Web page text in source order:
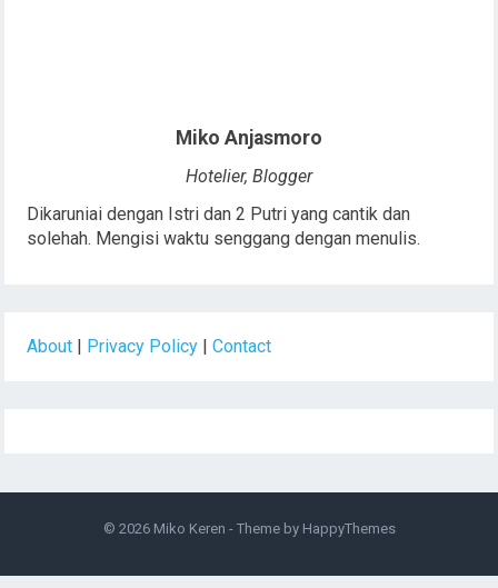
Miko Anjasmoro
Hotelier, Blogger
Dikaruniai dengan Istri dan 2 Putri yang cantik dan
solehah. Mengisi waktu senggang dengan menulis.
About Privacy Policy |Contact
© 2026 Miko Keren - Theme by HappyThemes